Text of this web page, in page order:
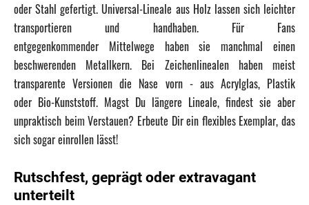
oder Stahl gefertigt. Universal-Lineale aus Holz lassen sich leichter
transportieren und handhaben. Für Fans
entgegenkommender Mittelwege haben sie manchmal einen
beschwerenden Metallkern. Bei Zeichenlinealen haben meist
transparente Versionen die Nase vorn - aus Acrylglas, Plastik
oder Bio-Kunststoff. Magst Du längere Lineale, findest sie aber
unpraktisch beim Verstauen? Erbeute Dir ein flexibles Exemplar, das
sich sogar einrollen lässt!
Rutschfest, geprägt oder extravagant
unterteilt